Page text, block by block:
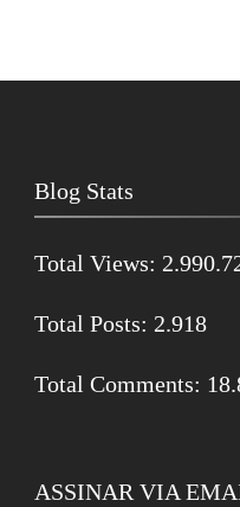
Blog Stats
Total Views:
Total Posts: 2.918
Total Comments:
ASSINAR VIA